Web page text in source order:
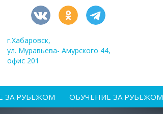
г.Хабаровск,
ул. Муравьева- Амурского 44,
офис 201
ЗА РУБЕЖОМ ОБУЧЕНИЕ ЗА РУБЕЖОМ